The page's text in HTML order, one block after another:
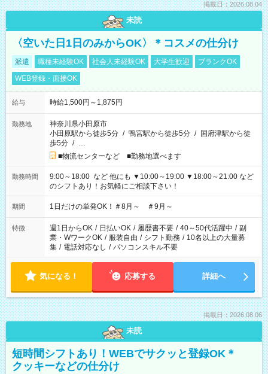
掲載日：2026.08.04
未読
〈空いた日1日のみからOK〉＊コスメの仕分け
派遣 職種未経験OK 社会人未経験OK 大学生歓迎
ブランクOK
WEB登録・面接OK
給与 時給1,500円～1,875円
勤務地
神奈川県小田原市
小田原駅から徒歩5分 / 鴨宮駅から徒歩5分 / 国府津駅から徒
歩5分 / …
■物流センターなど ■勤務地選べます
勤務時間
9:00～18:00 など 他にも ▼10:00～19:00 ▼18:00～21:00 など
のシフトあり！お気軽にご相談下さい！
期間 1日だけの単発OK！＃8月～ ＃9月～
特徴 週1日からOK / 日払いOK / 履歴書不要 / 40～50代活躍中 / 副
業・WワークOK / 服装自由 / シフト勤務 / 10名以上の大量募
集 / 電話対応なし / パソコンスキル不要
気になる！ 応募する 詳細へ
掲載日：2026.08.06
未読
短時間シフトあり！WEBでサクッと登録OK＊
クッキーなどの仕分け